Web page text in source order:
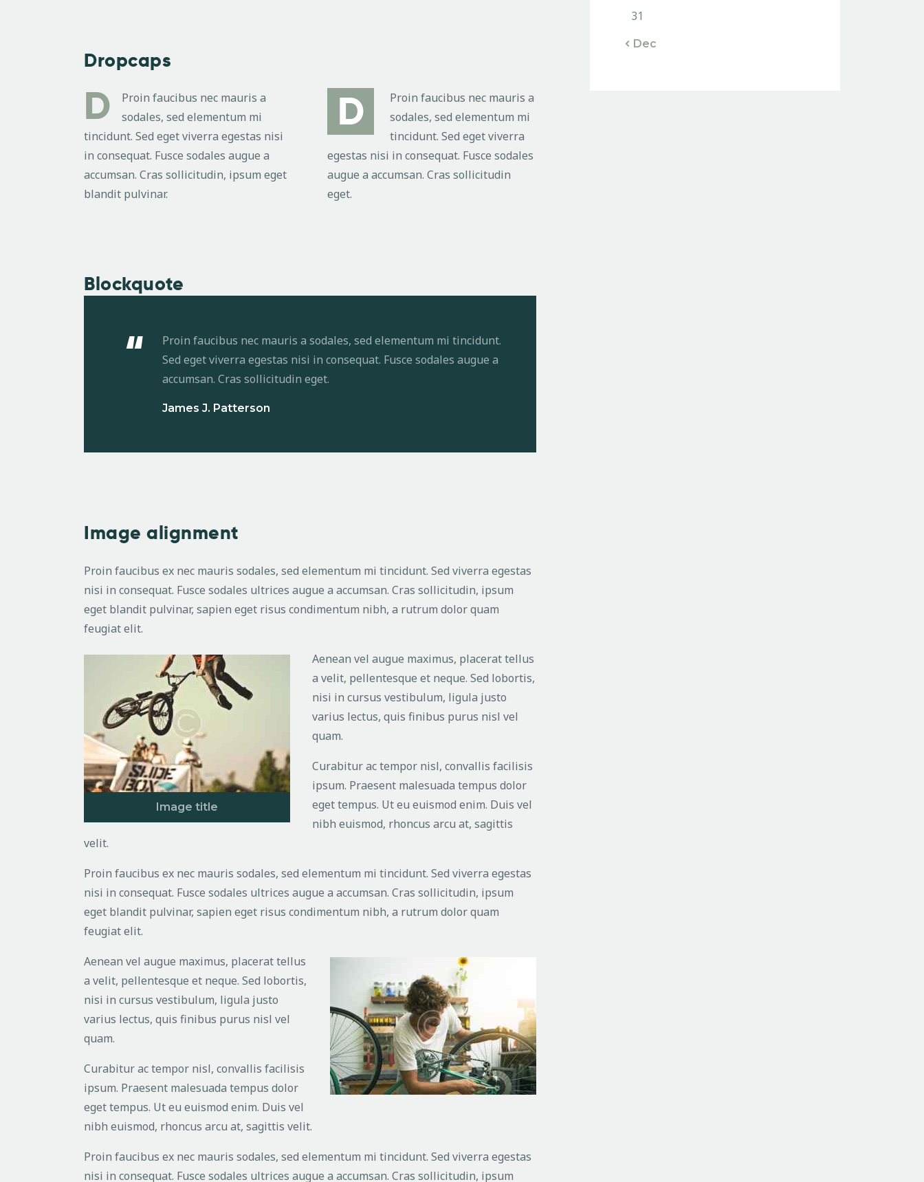
Dropcaps
D
Proin faucibus nec mauris a
sodales, sed elementum mi
tincidunt. Sed eget viverra egestas nisi
in consequat. Fusce sodales augue a
accumsan. Cras sollicitudin, ipsum eget
blandit pulvinar.
D
Proin faucibus nec mauris a
sodales, sed elementum mi
tincidunt. Sed eget viverra
egestas nisi in consequat. Fusce sodales
augue a accumsan. Cras sollicitudin
eget.
Blockquote
Proin faucibus nec mauris a sodales, sed elementum mi tincidunt.
Sed eget viverra egestas nisi in consequat. Fusce sodales augue a
accumsan. Cras sollicitudin eget.
James J. Patterson
Image alignment
Proin faucibus ex nec mauris sodales, sed elementum mi tincidunt. Sed viverra egestas
nisi in consequat. Fusce sodales ultrices augue a accumsan. Cras sollicitudin, ipsum
eget blandit pulvinar, sapien eget risus condimentum nibh, a rutrum dolor quam
feugiat elit.
Image title
Aenean vel augue maximus, placerat tellus
a velit, pellentesque et neque. Sed lobortis,
nisi in cursus vestibulum, ligula justo
varius lectus, quis finibus purus nisl vel
quam.
Curabitur ac tempor nisl, convallis facilisis
ipsum. Praesent malesuada tempus dolor
eget tempus. Ut eu euismod enim. Duis vel
nibh euismod, rhoncus arcu at, sagittis
velit.
Proin faucibus ex nec mauris sodales, sed elementum mi tincidunt. Sed viverra egestas
nisi in consequat. Fusce sodales ultrices augue a accumsan. Cras sollicitudin, ipsum
eget blandit pulvinar, sapien eget risus condimentum nibh, a rutrum dolor quam
feugiat elit.
Aenean vel augue maximus, placerat tellus
a velit, pellentesque et neque. Sed lobortis,
nisi in cursus vestibulum, ligula justo
varius lectus, quis finibus purus nisl vel
quam.
Curabitur ac tempor nisl, convallis facilisis
ipsum. Praesent malesuada tempus dolor
eget tempus. Ut eu euismod enim. Duis vel
nibh euismod, rhoncus arcu at, sagittis velit.
Proin faucibus ex nec mauris sodales, sed elementum mi tincidunt. Sed viverra egestas
nisi in consequat. Fusce sodales ultrices augue a accumsan. Cras sollicitudin, ipsum
31
« Dec